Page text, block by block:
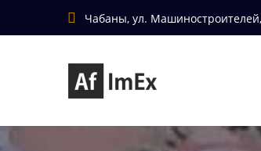
Чабаны, ул.